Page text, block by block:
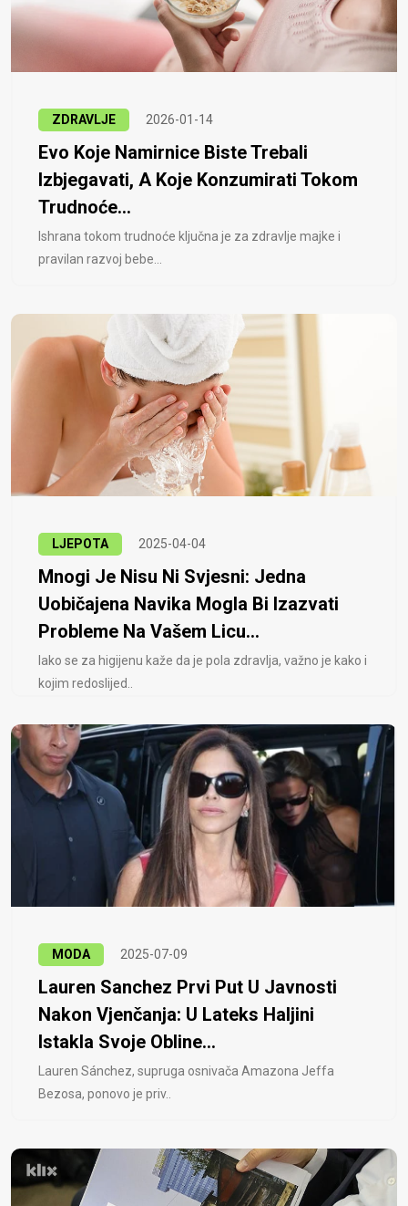
ZDRAVLJE 2026-01-14
Evo Koje Namirnice Biste Trebali
Izbjegavati, A Koje Konzumirati Tokom
Trudnoće...
Ishrana tokom trudnoće ključna je za zdravlje majke i
pravilan razvoj bebe...
LJEPOTA 2025-04-04
Mnogi Je Nisu Ni Svjesni: Jedna
Uobičajena Navika Mogla Bi Izazvati
Probleme Na Vašem Licu...
Iako se za higijenu kaže da je pola zdravlja, važno je kako i
kojim redoslijed..
MODA 2025-07-09
Lauren Sanchez Prvi Put U Javnosti
Nakon Vjenčanja: U Lateks Haljini
Istakla Svoje Obline...
Lauren Sánchez, supruga osnivača Amazona Jeffa
Bezosa, ponovo je priv..